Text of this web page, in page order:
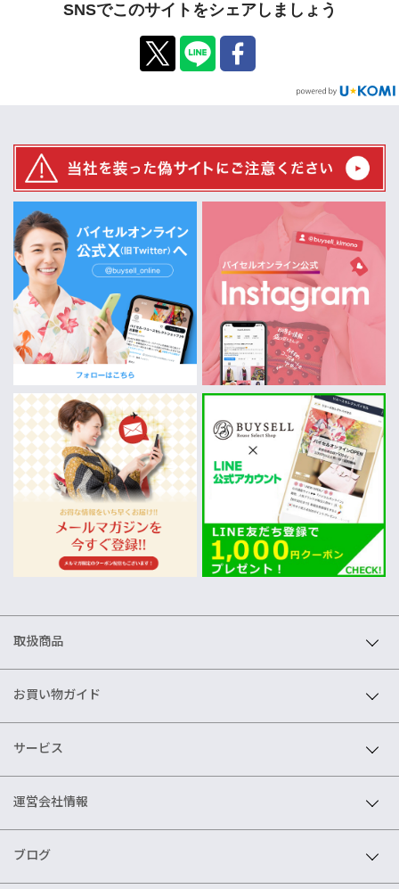
SNSでこのサイトをシェアしましょう
取扱商品
お買い物ガイド
サービス
運営会社情報
ブログ